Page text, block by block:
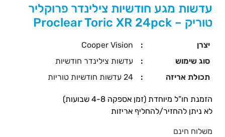
עדשות מגע חודשיות צילינדר פרוקליר
טוריק – Proclear Toric XR 24pck
יצרן :
Cooper Vision
סוג שימוש
:
עדשות צילינדר חודשיות
תכולת אריזה
: 24 עדשות חודשיות טוריות
הזמנת חו”ל מיוחדת (זמן אספקה 4-8 שבועות)
לא ניתן להחזיר/להחליף אריזות
משלוח חינם